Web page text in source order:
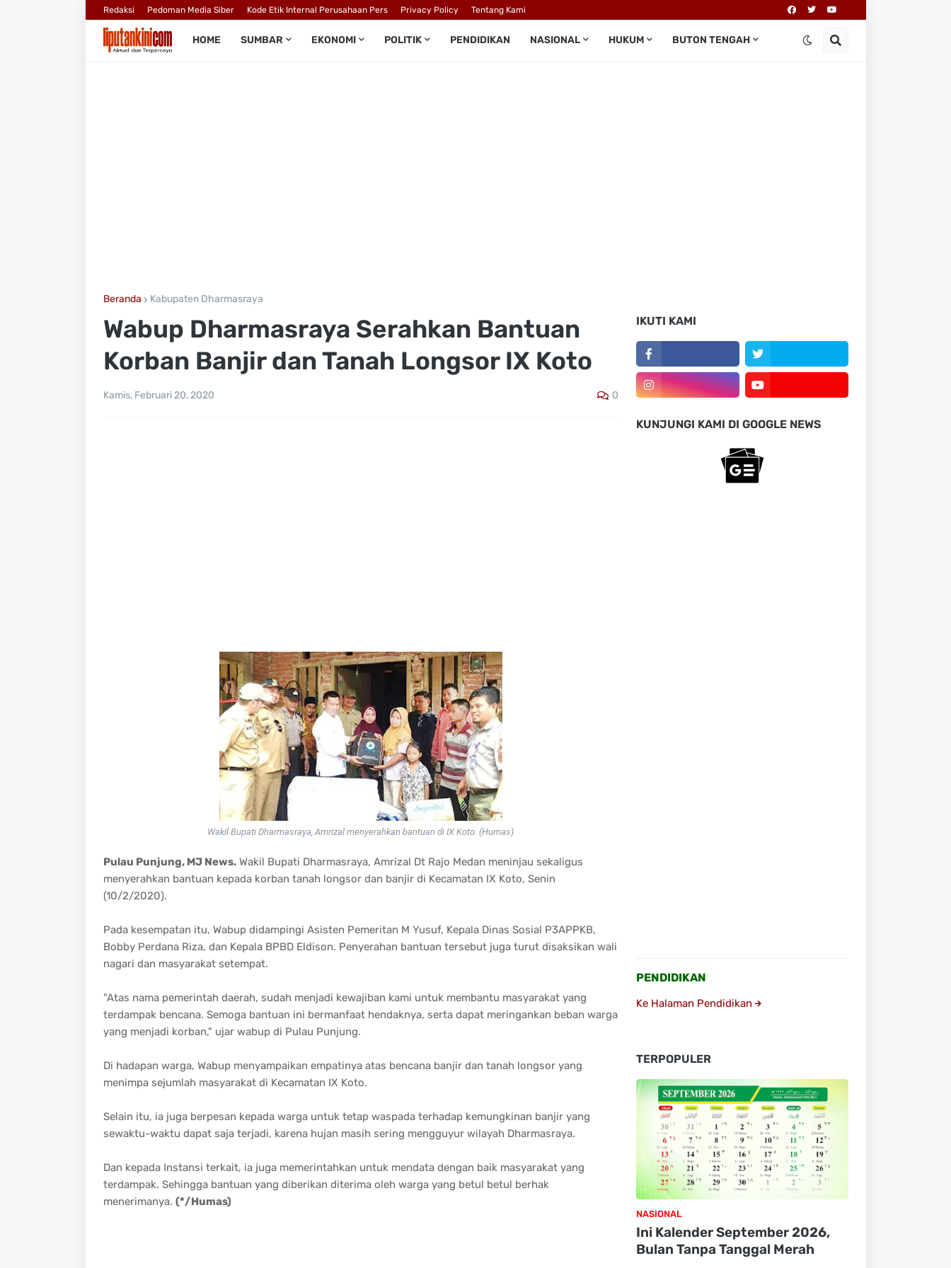
Redaksi Pedoman Media Siber Kode Etik Internal Perusahaan Pers Privacy Policy Tentang Kami
HOME SUMBAR EKONOMI POLITIK PENDIDIKAN NASIONAL HUKUM BUTON TENGAH
Beranda Kabupaten Dharmasraya
Wabup Dharmasraya Serahkan Bantuan
Korban Banjir dan Tanah Longsor IX Koto
Kamis, Februari 20, 2020 0
Wakil Bupati Dharmasraya, Amrizal menyerahkan bantuan di IX Koto. (Humas)
Pulau Punjung, MJ News.Wakil Bupati Dharmasraya, Amrizal Dt Rajo Medan meninjau sekaligus
menyerahkan bantuan kepada korban tanah longsor dan banjir di Kecamatan IX Koto, Senin
(10/2/2020).
Pada kesempatan itu, Wabup didampingi Asisten Pemeritan M Yusuf, Kepala Dinas Sosial P3APPKB,
Bobby Perdana Riza, dan Kepala BPBD Eldison. Penyerahan bantuan tersebut juga turut disaksikan wali
nagari dan masyarakat setempat.
"Atas nama pemerintah daerah, sudah menjadi kewajiban kami untuk membantu masyarakat yang
terdampak bencana. Semoga bantuan ini bermanfaat hendaknya, serta dapat meringankan beban warga
yang menjadi korban," ujar wabup di Pulau Punjung.
Di hadapan warga, Wabup menyampaikan empatinya atas bencana banjir dan tanah longsor yang
menimpa sejumlah masyarakat di Kecamatan IX Koto.
Selain itu, ia juga berpesan kepada warga untuk tetap waspada terhadap kemungkinan banjir yang
sewaktu-waktu dapat saja terjadi, karena hujan masih sering mengguyur wilayah Dharmasraya.
Dan kepada Instansi terkait, ia juga memerintahkan untuk mendata dengan baik masyarakat yang
terdampak. Sehingga bantuan yang diberikan diterima oleh warga yang betul betul berhak
menerimanya. (*/Humas)
IKUTI KAMI
KUNJUNGI KAMI DI GOOGLE NEWS
PENDIDIKAN
Ke Halaman Pendidikan
TERPOPULER
NASIONAL
Ini Kalender September 2026,
Bulan Tanpa Tanggal Merah